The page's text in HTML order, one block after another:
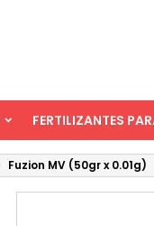
FERTILIZANTES
Fuzion MV (50gr x 0.01g)